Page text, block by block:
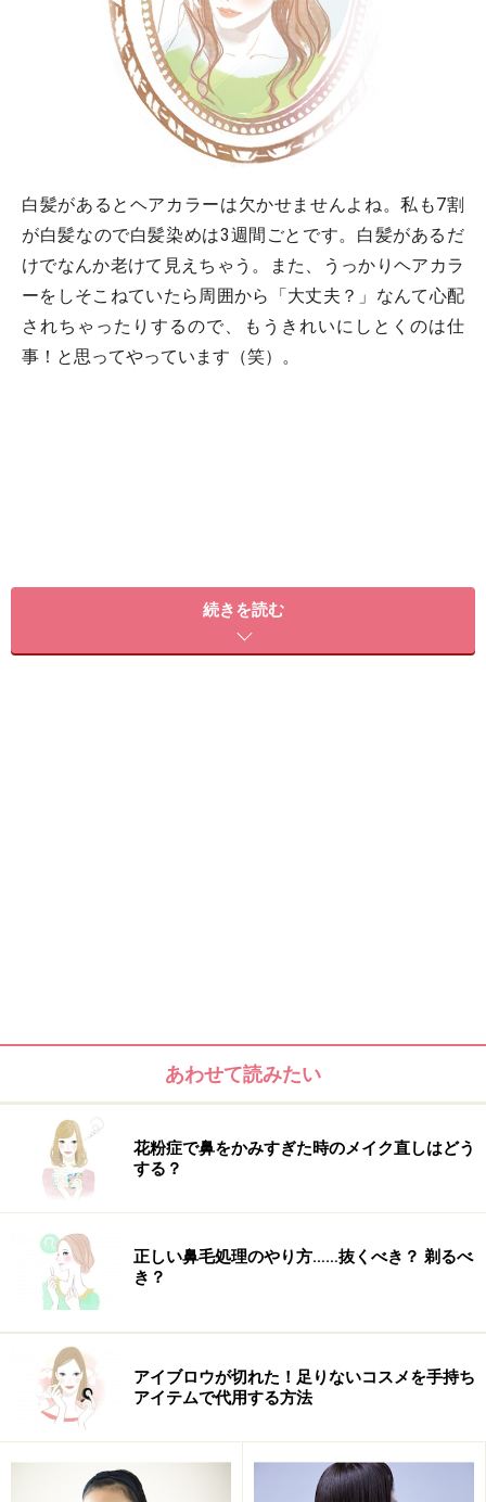
白髪があるとヘアカラーは欠かせませんよね。私も7割
が白髪なので白髪染めは3週間ごとです。白髪があるだ
けでなんか老けて見えちゃう。また、うっかりヘアカラ
ーをしそこねていたら周囲から「大丈夫？」なんて心配
されちゃったりするので、もうきれいにしとくのは仕
事！と思ってやっています（笑）。
ジが少なく、とても気にいっています。ただ、染めるの
にすごく時間がかかるし、色バリエがなくオレンジの
み。白髪を染めると燃えるようなオレンジ色で色の調整
が出来ません。
続きを読む
あわせて読みたい
花粉症で鼻をかみすぎた時のメイク直しはどう
する？
正しい鼻毛処理のやり方……抜くべき？ 剃るべ
き？
アイブロウが切れた！足りないコスメを手持ち
アイテムで代用する方法